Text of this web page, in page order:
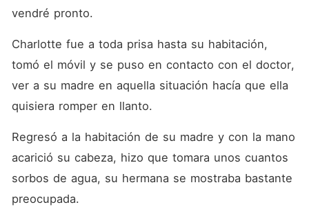
vendré pronto.
Charlotte fue a toda prisa hasta su habitación,
tomó el móvil y se puso en contacto con el doctor,
ver a su madre en aquella situación hacía que ella
quisiera romper en llanto.
Regresó a la habitación de su madre y con la mano
acarició su cabeza, hizo que tomara unos cuantos
sorbos de agua, su hermana se mostraba bastante
preocupada.